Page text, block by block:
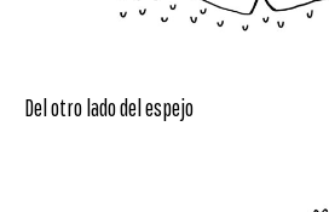
Del otro lado del espejo